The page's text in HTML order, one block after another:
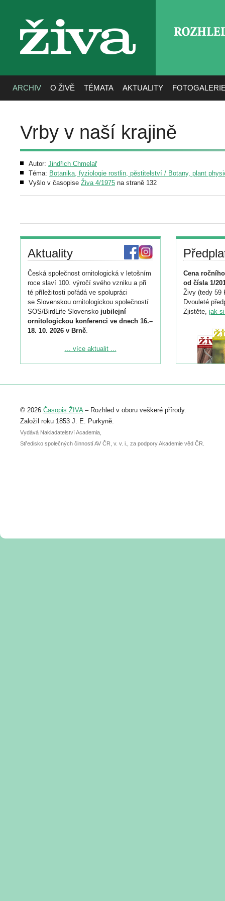
živa
ARCHIV O ŽIVĚ TÉMATA AKTUALITY
Vrby v naší krajině
Autor: Jindřich Chmelař
Téma: Botanika, fyziologie rostlin, pěstitelství / Botany, plant
Vyšlo v časopise Živa 4/1975 na straně 132
Aktuality
Česká společnost ornitologická v letošním
roce slaví 100. výročí svého vzniku a při
té příležitosti pořádá ve spolupráci
se Slovenskou ornitologickou společností
SOS/BirdLife Slovensko jubilejní
ornitologickou konferenci ve dnech 16.–
18. 10. 2026 v Brně.
Podrobnější informace ke konferenci
Registrovat se můžete do 6. září.
abstraktu přihlášené přednášky nebo
posteru je už 30. června.
... více aktualit ...
Cena
od čísla 1/
Živy (tedy 59
Dvouleté
Zjistěte, jak
© 2026 Časopis ŽIVA– Rozhled v oboru veškeré přírody.
Založil roku 1853 J. E. Purkyně.
Vydává Nakladatelství Academia,
Středisko společných činností AV ČR, v. v. i., za podpory Akademie věd ČR.